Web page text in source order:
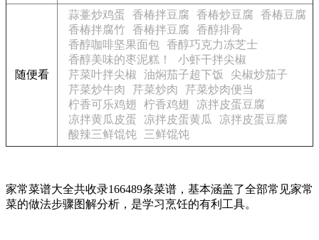
随便看
蒜薹炒鸡蛋 香椿拌豆腐 香椿炒豆腐
香椿豆腐
香椿拌腐竹
香椿拌豆腐
香醇排骨
香醇咖啡坚果面包 香醇巧克力冻芝士
香醇美味的枣泥糕！
小虾干拌尖椒
芹菜叶拌尖椒
油焖茄子超下饭
尖椒炒茄子
芹菜炒牛肉
芹菜炒肉
芹菜炒肉便当
柠香可乐鸡翅
柠香鸡翅
凉拌皮蛋豆腐
凉拌黄瓜皮蛋
凉拌皮蛋黄瓜
凉拌皮蛋豆腐
酸辣三鲜馄饨
三鲜馄饨
家常菜谱大全共收录166489条菜谱，基本涵盖了全部常见家常
菜的做法步骤图解分析，是学习烹饪的有利工具。